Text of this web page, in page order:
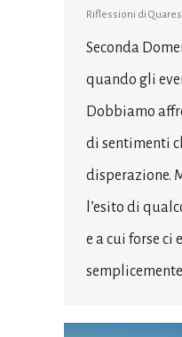
Riflessioni di
Seconda
quando gli
Dobbiamo
di sentimenti
disperazione.
l’esito di
e a cui forse ci